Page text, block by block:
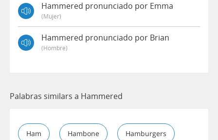
Hammered pronunciado por Emma
(mujer)
Hammered pronunciado por Brian
(hombre)
Palabras similars a Hammered
Ham Hambone Hamburgers